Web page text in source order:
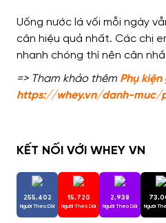
Uống nước lá vối mỗi ngày
cân hiệu quả nhất. Các chị
nhanh chóng thì nên cân
=> Tham khảo thêm Phụ kiện
https://whey.vn/danh-muc/
KẾT NỐI VỚI WHEY VN
255,402
Người Theo Dõi
15,720
Người Theo Dõi
2,938
Người Theo Dõi Người